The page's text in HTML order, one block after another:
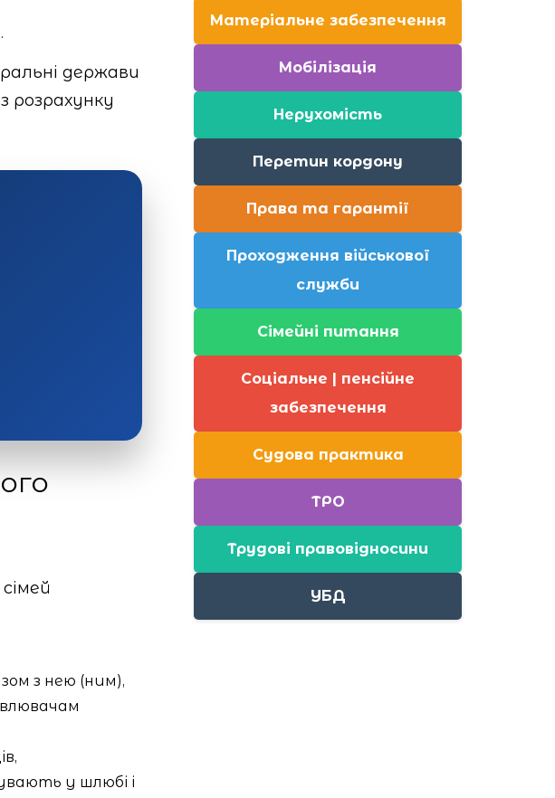
держави
розрахунку
з нею (ним),
у шлюбі і
Матеріальне забезпечення
Мобілізація
Нерухомість
Перетин кордону
Права та гарантії
Проходження військової
служби
Сімейні питання
Соціальне | пенсійне
забезпечення
Судова практика
ТРО
Трудові правовідносини
УБД